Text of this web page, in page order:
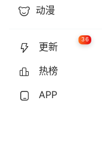
动漫
更新
36
热榜
APP